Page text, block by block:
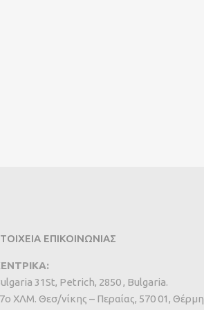
ΕΠΙΚΟΙΝΩΝΙΑΣ
31St, Petrich, 2850 , Bulgaria.
ΧΛΜ. Θεσ/νίκης – Περαίας, 570 01, Θέρμη